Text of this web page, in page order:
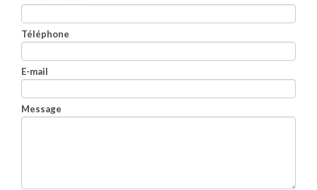
Téléphone
E-mail
Message